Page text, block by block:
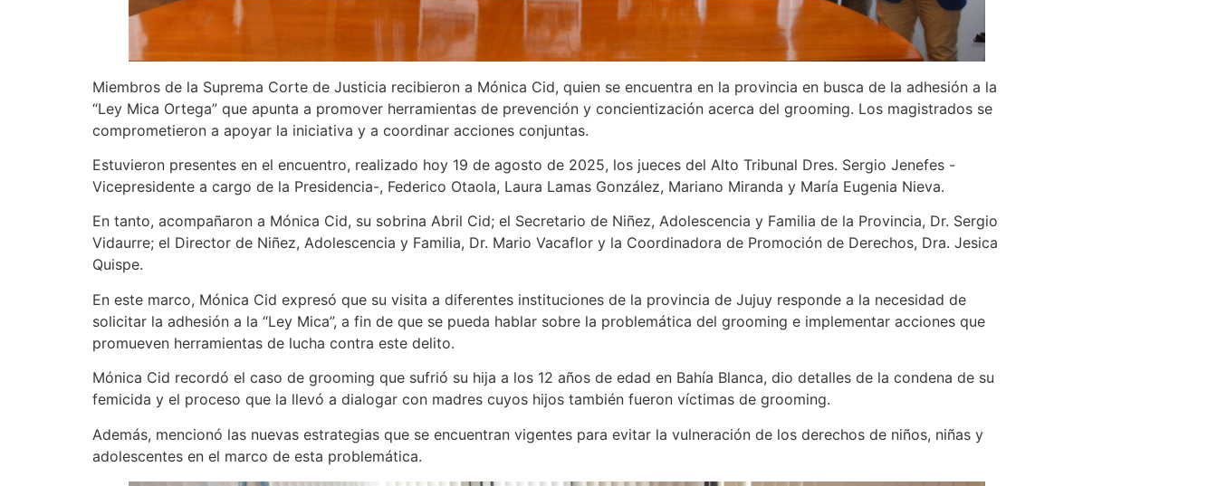
Miembros de la Suprema Corte de Justicia recibieron a Mónica Cid, quien se encuentra en la provincia en busca de la adhesión a la
“Ley Mica Ortega” que apunta a promover herramientas de prevención y concientización acerca del grooming. Los magistrados se
comprometieron a apoyar la iniciativa y a coordinar acciones conjuntas.
Estuvieron presentes en el encuentro, realizado hoy 19 de agosto de 2025, los jueces del Alto Tribunal Dres. Sergio Jenefes -
Vicepresidente a cargo de la Presidencia-, Federico Otaola, Laura Lamas González, Mariano Miranda y María Eugenia Nieva.
En tanto, acompañaron a Mónica Cid, su sobrina Abril Cid; el Secretario de Niñez, Adolescencia y Familia de la Provincia, Dr. Sergio
Vidaurre; el Director de Niñez, Adolescencia y Familia, Dr. Mario Vacaflor y la Coordinadora de Promoción de Derechos, Dra. Jesica
Quispe.
En este marco, Mónica Cid expresó que su visita a diferentes instituciones de la provincia de Jujuy responde a la necesidad de
solicitar la adhesión a la “Ley Mica”, a fin de que se pueda hablar sobre la problemática del grooming e implementar acciones que
promueven herramientas de lucha contra este delito.
Mónica Cid recordó el caso de grooming que sufrió su hija a los 12 años de edad en Bahía Blanca, dio detalles de la condena de su
femicida y el proceso que la llevó a dialogar con madres cuyos hijos también fueron víctimas de grooming.
Además, mencionó las nuevas estrategias que se encuentran vigentes para evitar la vulneración de los derechos de niños, niñas y
adolescentes en el marco de esta problemática.